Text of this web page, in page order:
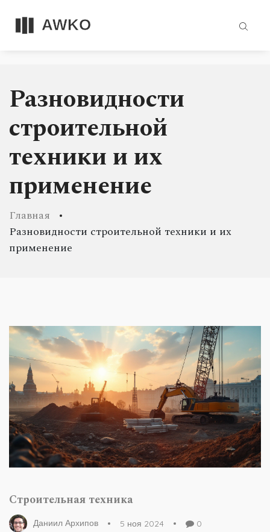
Разновидности
строительной
техники и их
применение
Главная
Разновидности строительной техники и их
применение
Строительная техника
Даниил Архипов 5 ноя 2024 0